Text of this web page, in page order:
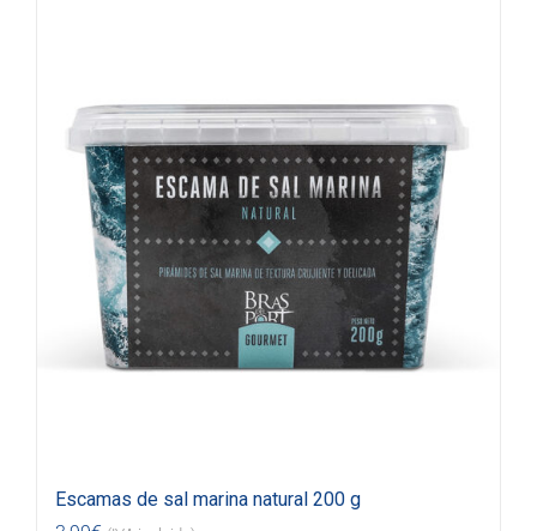
Escamas de sal marina natural 200 g